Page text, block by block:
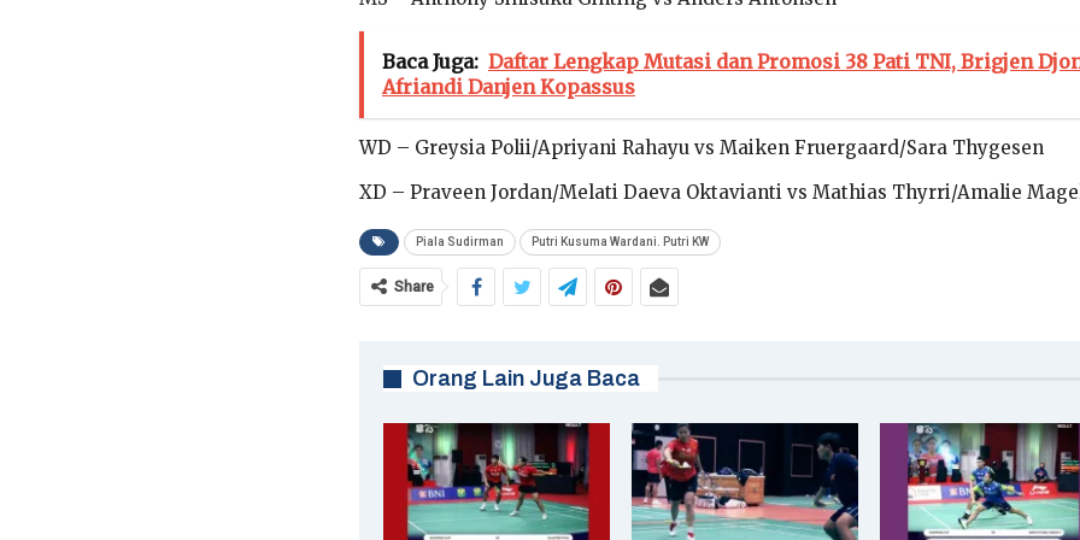
Baca Juga: Daftar Lengkap Mutasi dan Promosi 38 Pati TNI, Brigjen
Afriandi Danjen Kopassus
WD – Greysia Polii/Apriyani Rahayu vs Maiken Fruergaard/Sara Thygesen
XD – Praveen Jordan/Melati Daeva Oktavianti vs Mathias Thyrri/Amalie
Piala Sudirman Putri Kusuma Wardani. Putri KW
Share
Orang Lain Juga Baca